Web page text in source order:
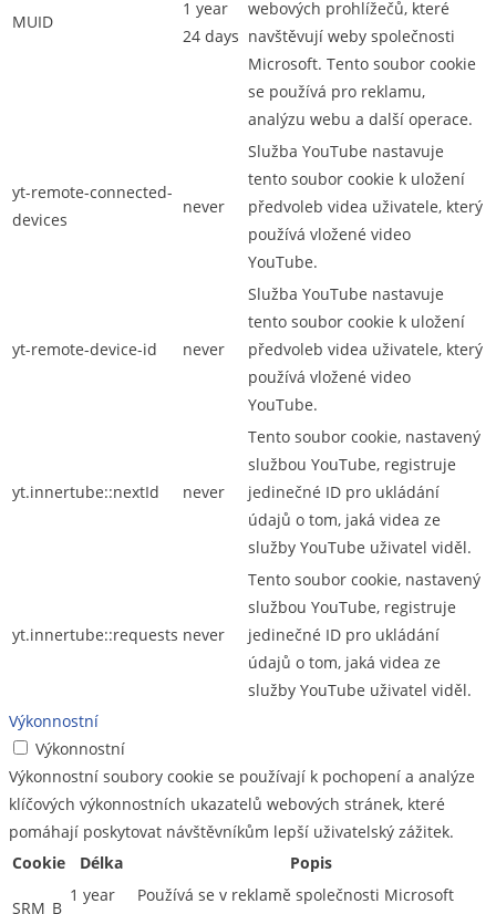
MUID
1 year
24 days
webových prohlížečů, které
navštěvují weby společnosti
Microsoft. Tento soubor cookie
se používá pro reklamu,
analýzu webu a další operace.
yt-remote-connected-
devices
never
Služba YouTube nastavuje
tento soubor cookie k uložení
předvoleb videa uživatele, který
používá vložené video
YouTube.
yt-remote-device-id never
Služba YouTube nastavuje
tento soubor cookie k uložení
předvoleb videa uživatele, který
používá vložené video
YouTube.
yt.innertube::nextId never
Tento soubor cookie, nastavený
službou YouTube, registruje
jedinečné ID pro ukládání
údajů o tom, jaká videa ze
služby YouTube uživatel viděl.
yt.innertube::requests never
Tento soubor cookie, nastavený
službou YouTube, registruje
jedinečné ID pro ukládání
údajů o tom, jaká videa ze
služby YouTube uživatel viděl.
Výkonnostní
Výkonnostní
Výkonnostní soubory cookie se používají k pochopení a analýze
klíčových výkonnostních ukazatelů webových stránek, které
pomáhají poskytovat návštěvníkům lepší uživatelský zážitek.
Cookie
Délka Popis
SRM_B
1 year
Používá se v reklamě společnosti Microsoft